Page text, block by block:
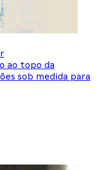
ao topo da
sob medida para